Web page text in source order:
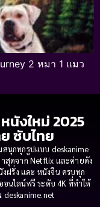
2 หมา 1 แมว
นังใหม่ 2025
ซับไทย
นุกทุกรูปแบบ deskanime
สุดจาก Netflix และค่ายดัง
ฝรั่ง และ หนังจีน ครบทุก
นไลน์ฟรี ระดับ 4K ที่ทำให้
deskanime.net